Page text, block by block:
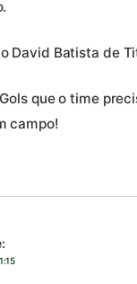
David Batista de
que o time
campo!